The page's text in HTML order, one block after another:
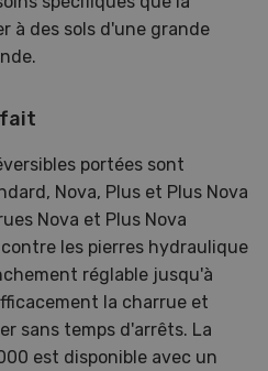
à des sols d'une grande
portées sont
Nova, Plus et Plus Nova
Nova et Plus Nova
les pierres hydraulique
réglable jusqu'à
la charrue et
sans temps d'arrêts. La
est disponible avec un